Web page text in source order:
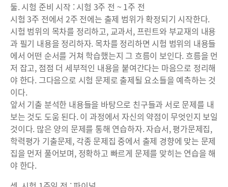
둘. 시험 준비 시작 : 시험 3주 전 ~ 1주 전
시험 3주 전에서 2주 전에는 출제 범위가 확정되기 시작한다.
시험 범위의 목차를 정리하고, 교과서, 프린트와 부교재의 내용
과 필기 내용을 정리하자. 목차를 정리하면 시험 범위의 내용들
에서 어떤 순서를 거쳐 학습했는지 그 흐름이 보인다. 흐름을 먼
저 잡고, 점점 더 세부적인 내용을 붙여간다는 마음으로 정리해
야 한다. 그다음으로 시험 문제로 출제될 요소들을 예측하는 것
이다.
앞서 기출 분석한 내용들을 바탕으로 친구들과 서로 문제를 내
보는 것도 도움 된다. 이 과정에서 자신의 약점이 무엇인지 보일
것이다. 많은 양의 문제를 통해 연습하자. 자습서, 평가문제집,
학력평가 기출문제, 각종 문제집 중에서 출제 경향에 맞는 문제
집을 먼저 풀어보며, 정확하고 빠르게 문제를 맞히는 연습을 해
야 한다.